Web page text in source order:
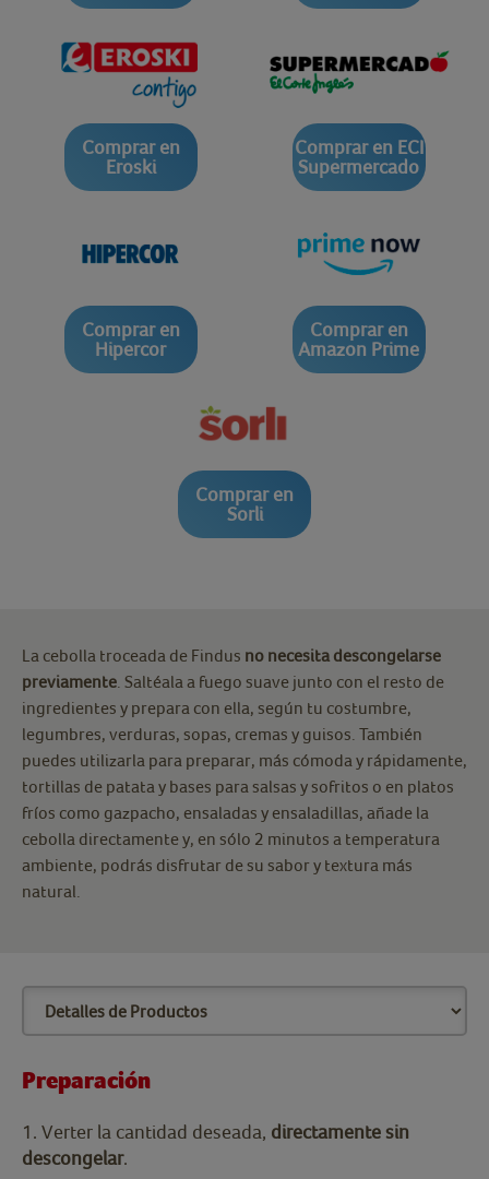
Comprar en
Eroski
Comprar en ECI
Supermercado
Comprar en
Hipercor
Comprar en
Amazon Prime
Comprar en
Sorli
La cebolla troceada de Findus no necesita descongelarse
previamente . Saltéala a fuego suave junto con el resto de
ingredientes y prepara con ella, según tu costumbre,
legumbres, verduras, sopas, cremas y guisos. También
puedes utilizarla para preparar, más cómoda y rápidamente,
tortillas de patata y bases para salsas y sofritos o en platos
fríos como gazpacho, ensaladas y ensaladillas, añade la
cebolla directamente y, en sólo 2 minutos a temperatura
ambiente, podrás disfrutar de su sabor y textura más
natural.
Preparación
1. Verter la cantidad deseada, directamente sin
descongelar.